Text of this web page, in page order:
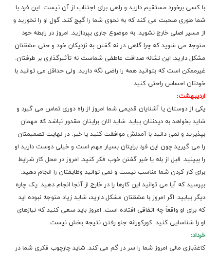
با کسی برخورد مستقیم دارید و راهی برای اجتناب از آن نیست. این فرد با
شما طوری صحبت می کند که به نحوی شما را گیج کند. گول او را نخورید و
از مسیر اصلی خارج نشوید. به موضوع جاری بپردازید. امروز در رابطه خود
متوجه می شوید که چرا گاهی در نه گفتن به نزدیکان خود و حتی عشقتان
مشکل دارید. این نشانه صداقت عاطفی شماست نه تأثیرگذاری بر طرفتان.
غیرممکن است که بتوانید همه را راضی نگه دارید. ولی حداقل می توانید با
خودتان احساس راحتی کنید.
اردیبهشت:
یکی از دوستان یا آشنایان قدیمی شما امروز از راه دوری تماس می گیرد و
شاید بخواهد به دیدنتان بیاید. شاید الان برایتان مقدور نباشد که مهمان
بپذیرید و نمی دانید با آمدنش موافقت کنید یا خیر. در نهایت تصمیمتان
را می گیرید چون این فرد برایتان بسیار مهم است و خیلی دوست دارید او
را ببینید. قبل از بله یا خیر گفتن خوب فکر کنید. امروز در محل کار شرایط
برای کار کردن شما مناسب نیست و نمی توانید وظایفتان را انجام دهید.
بپرسید که آیا می توانید این کارها را در خارج از آنجا انجام دهید. یک چاره
دیگر بیابید. اگر امروز با عشقتان مشکل دارید، شاید زیاد متوجه نبوده اید
که برای او واقعاً چه اتفاقی افتاده است. امروز باید سعی کنید که نیازهای
او را شناسایی کنید. کورکورانه جلو رفتن نتیجه بخش نیست.
خرداد:
کاغذبازی مالی امروز شما را سر در گم می کند. شاید چارچوب فکری شما در